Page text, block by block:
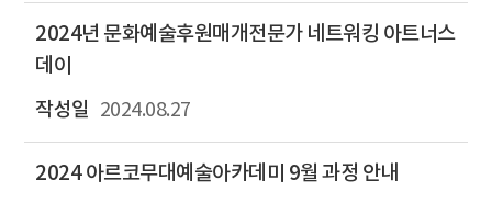
2024년 문화예술후원매개전문가 네트워킹 아트너스
데이
2024.08.27
2024 아르코무대예술아카데미 9월 과정 안내